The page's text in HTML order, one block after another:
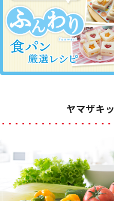
ヤマザキ